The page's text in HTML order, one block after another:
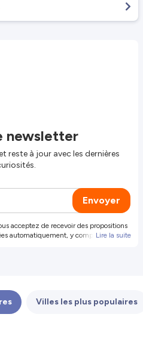
newsletter
reste à jour avec les dernières
Envoyer
acceptez de recevoir des propositions
automatiquement, y compris desLire la suite
Villes les plus populaires